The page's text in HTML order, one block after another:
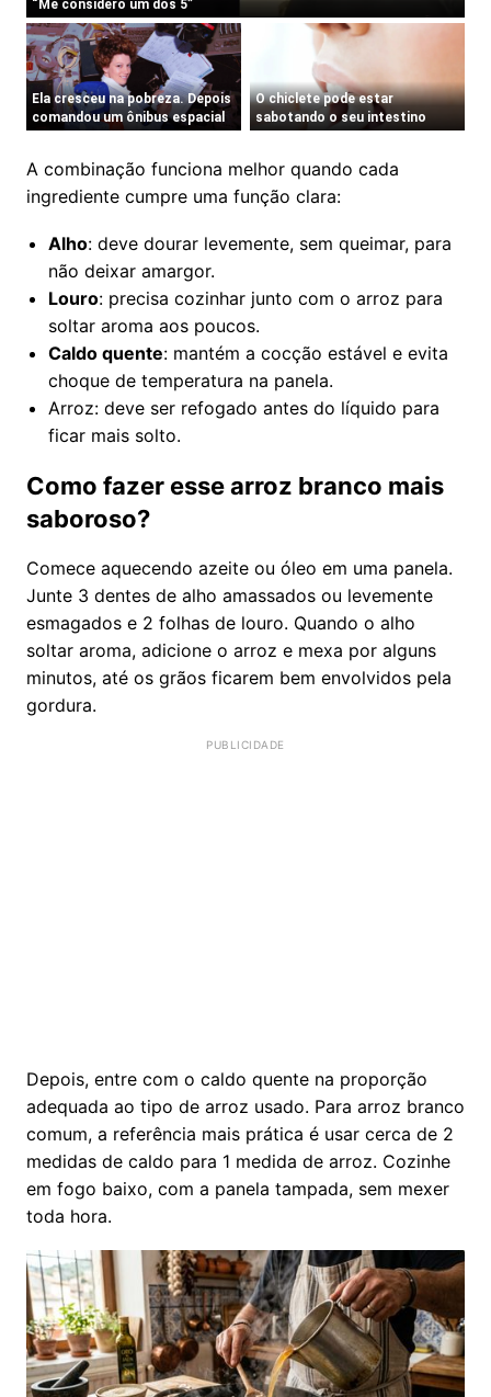
A combinação funciona melhor quando cada
ingrediente cumpre uma função clara:
Alho: deve dourar levemente, sem queimar, para
não deixar amargor.
Louro: precisa cozinhar junto com o arroz para
soltar aroma aos poucos.
Caldo quente: mantém a cocção estável e evita
choque de temperatura na panela.
Arroz: deve ser refogado antes do líquido para
ficar mais solto.
Como fazer esse arroz branco mais
saboroso?
Comece aquecendo azeite ou óleo em uma panela.
Junte 3 dentes de alho amassados ou levemente
esmagados e 2 folhas de louro. Quando o alho
soltar aroma, adicione o arroz e mexa por alguns
minutos, até os grãos ficarem bem envolvidos pela
gordura.
Depois, entre com o caldo quente na proporção
adequada ao tipo de arroz usado. Para arroz branco
comum, a referência mais prática é usar cerca de 2
medidas de caldo para 1 medida de arroz. Cozinhe
em fogo baixo, com a panela tampada, sem mexer
toda hora.